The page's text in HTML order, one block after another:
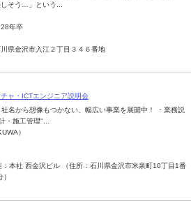
そう…」という...
年卒
県金沢市入江２丁目３４６番地
ャ・ICTエンジニア説明会
から想像もつかない、幅広い事業を展開中！ ・業務説
施工管理"...
）
本社 西金沢ビル （住所：石川県金沢市米泉町10丁目1番